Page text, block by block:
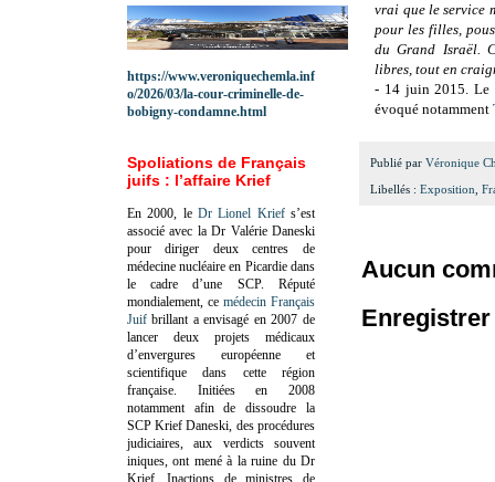
vrai que le service
pour les filles,
du Grand Israël.
libres, tout en
- 14 juin 2015.
évoqué notamment
Publié par Véronique
Libellés : Exposition,
Aucun
https://www.veroniquechemla.inf
o/2026/03/la-cour-criminelle-de-
bobigny-condamne.html
Spoliations de Français
juifs : l’affaire Krief
En 2000, le Dr Lionel Kriefs’est
associé avec la Dr Valérie Daneski
pour diriger deux centres de
médecine nucléaire en Picardie dans
le cadre d’une SCP. Réputé
mondialement, ce médecin Français
Juif brillant a envisagé en 2007 de
lancer deux projets médicaux
d’envergures européenne et
scientifique dans cette région
française. Initiées en 2008
notamment afin de dissoudre la
SCP Krief Daneski, des procédures
judiciaires, aux verdicts souvent
iniques, ont mené à la ruine du Dr
Krief.Inactions de ministres de